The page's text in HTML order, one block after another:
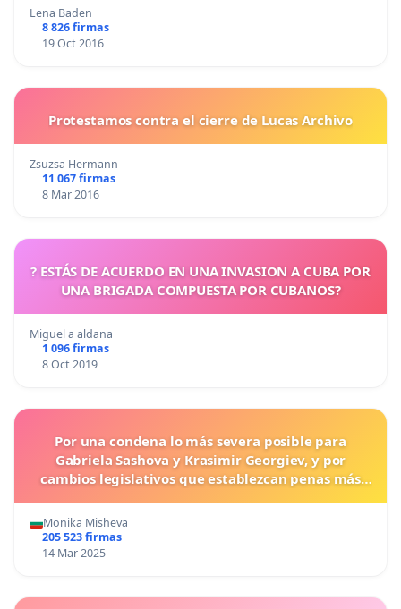
Lena Baden
8 826 firmas
19 Oct 2016
Protestamos contra el cierre de Lucas Archivo
Zsuzsa Hermann
11 067 firmas
8 Mar 2016
? ESTÁS DE ACUERDO EN UNA INVASION A CUBA POR
UNA BRIGADA COMPUESTA POR CUBANOS?
Miguel a aldana
1 096 firmas
8 Oct 2019
Por una condena lo más severa posible para
Gabriela Sashova y Krasimir Georgiev, y por
cambios legislativos que establezcan penas más
Monika Misheva
205 523 firmas
14 Mar 2025